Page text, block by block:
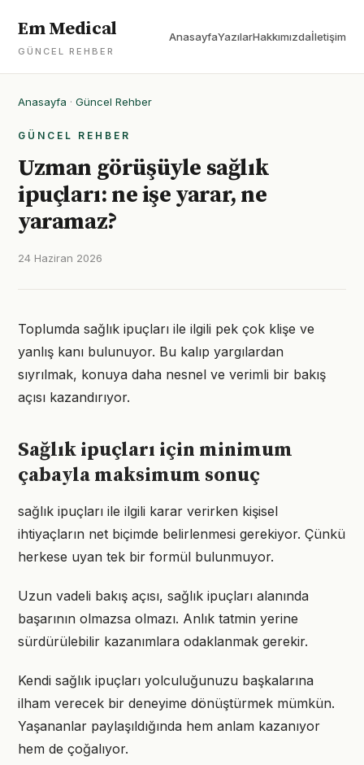
Em Medical
GÜNCEL REHBER
AnasayfaYazılarHakkımızdaİletişim
Anasayfa · Güncel Rehber
GÜNCEL REHBER
Uzman görüşüyle sağlık
ipuçları: ne işe yarar, ne
yaramaz?
24 Haziran 2026
Toplumda sağlık ipuçları ile ilgili pek çok klişe ve
yanlış kanı bulunuyor. Bu kalıp yargılardan
sıyrılmak, konuya daha nesnel ve verimli bir bakış
açısı kazandırıyor.
Sağlık ipuçları için minimum
çabayla maksimum sonuç
sağlık ipuçları ile ilgili karar verirken kişisel
ihtiyaçların net biçimde belirlenmesi gerekiyor. Çünkü
herkese uyan tek bir formül bulunmuyor.
Uzun vadeli bakış açısı, sağlık ipuçları alanında
başarının olmazsa olmazı. Anlık tatmin yerine
sürdürülebilir kazanımlara odaklanmak gerekir.
Kendi sağlık ipuçları yolculuğunuzu başkalarına
ilham verecek bir deneyime dönüştürmek mümkün.
Yaşananlar paylaşıldığında hem anlam kazanıyor
hem de çoğalıyor.